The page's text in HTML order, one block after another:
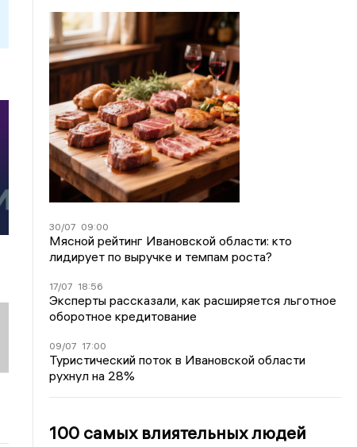
30/07 09:00
Мясной рейтинг Ивановской области: кто
лидирует по выручке и темпам роста?
17/07 18:56
Эксперты рассказали, как расширяется льготное
оборотное кредитование
09/07 17:00
Туристический поток в Ивановской области
рухнул на 28%
100 самых влиятельных людей